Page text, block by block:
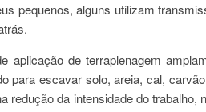
pequenos, alguns utilizam
de terraplenagem
para escavar solo, areia, cal,
da intensidade do